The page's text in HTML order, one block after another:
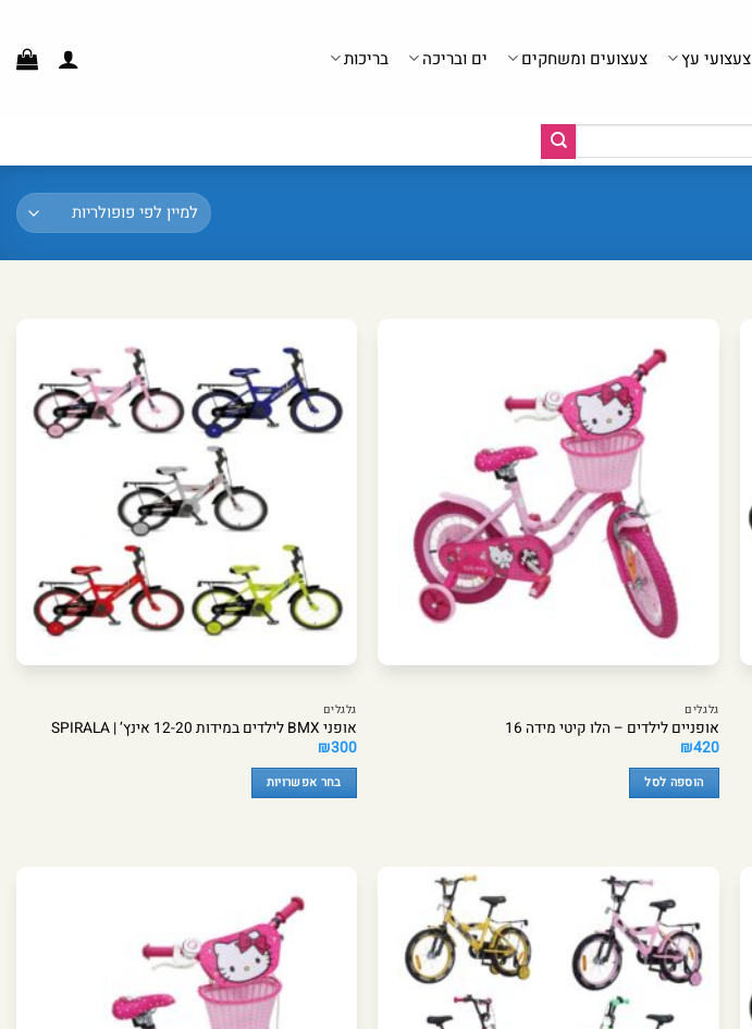
צעצועי עץ צעצועים ומשחקים ים ובריכה בריכות
גלגלים
אופניים לילדים – הלו קיטי מידה 16
₪420
הוספה לסל
גלגלים
אופני BMX לילדים במידות 12-20 אינץ’ | SPIRALA
₪300
בחר אפשרויות